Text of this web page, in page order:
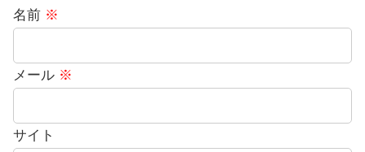
名前 ※
メール ※
サイト